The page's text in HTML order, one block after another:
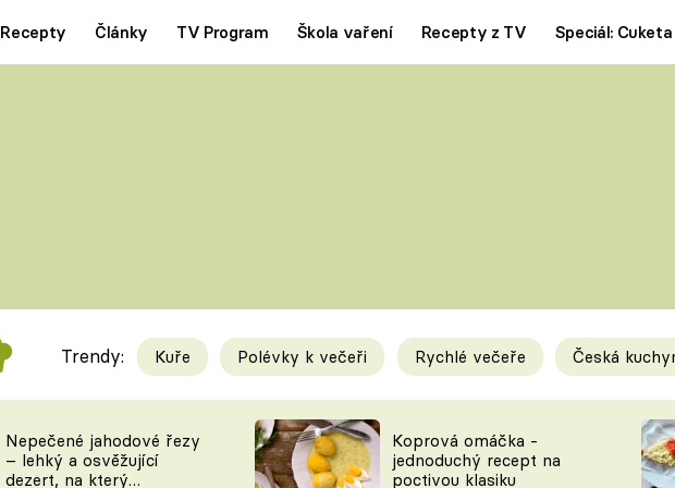
Recepty Články TV Program Škola vaření Recepty z TV Speciál: Cuketa
Videorecepty
TEĎ VAŘÍ ŠÉF!
Tipy a triky
KAM ZA JÍDLEM
Trendy: Kuře Polévky k večeři Rychlé večeře Česká
Nepečené jahodové řezy
– lehký a osvěžující
dezert, na který
Koprová omáčka -
jednoduchý recept na
poctivou klasiku